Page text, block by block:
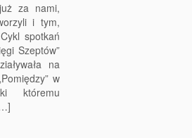
za nami,
i tym,
spotkań
Szeptów”
na
w
któremu